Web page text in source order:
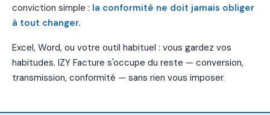
conviction simple : la conformité ne doit jamais obliger
à tout changer.
Excel, Word, ou votre outil habituel : vous gardez vos
habitudes. IZY Facture s'occupe du reste — conversion,
transmission, conformité — sans rien vous imposer.